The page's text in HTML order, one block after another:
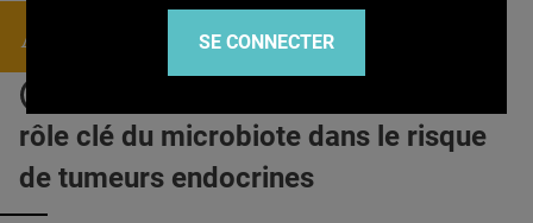
PUBLICITÉ
Actualités
rôle clé du microbiote dans le risque
de tumeurs endocrines
SE CONNECTER